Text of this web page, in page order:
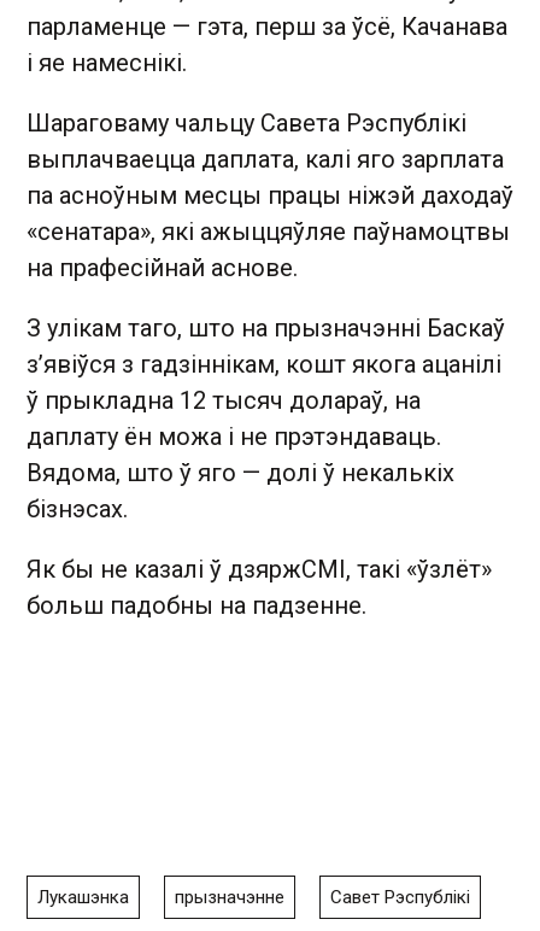
парламенце — гэта, перш за ўсё, Качанава
і яе намеснікі.
Шараговаму чальцу Савета Рэспублікі
выплачваецца даплата, калі яго зарплата
па асноўным месцы працы ніжэй даходаў
«сенатара», які ажыццяўляе паўнамоцтвы
на прафесійнай аснове.
З улікам таго, што на прызначэнні Баскаў
з’явіўся з гадзіннікам, кошт якога ацанілі
ў прыкладна 12 тысяч долараў, на
даплату ён можа і не прэтэндаваць.
Вядома, што ў яго — долі ў некалькіх
бізнэсах.
Як бы не казалі ў дзяржСМІ, такі «ўзлёт»
больш падобны на падзенне.
Лукашэнка прызначэнне Савет Рэспублікі